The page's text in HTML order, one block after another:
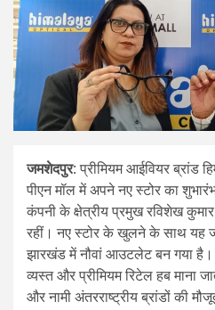
जमशेदपुर: प्रीमियम आईवियर ब्रांड
पीएन मॉल में अपने नए स्टोर का
कंपनी के क्षेत्रीय प्रमुख रविशेख
रहीं। नए स्टोर के खुलने के साथ यह
झारखंड में नौवां आउटलेट बन गया
व्यस्त और प्रीमियम रिटेल हब माना
और नामी अंतरराष्ट्रीय ब्रांडों की